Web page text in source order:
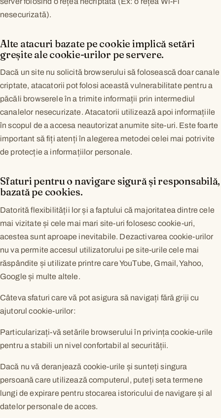
nesecurizată).
Alte atacuri bazate pe cookie implică setări
greșite ale cookie-urilor pe servere.
Dacă un site nu solicită browserului să folosească doar canale
criptate, atacatorii pot folosi această vulnerabilitate pentru a
păcăli browserele în a trimite informații prin intermediul
canalelor nesecurizate. Atacatorii utilizează apoi informațiile
în scopul de a accesa neautorizat anumite site-uri. Este foarte
important să fiți atenți în alegerea metodei celei mai potrivite
de protecție a informațiilor personale.
Sfaturi pentru o navigare sigură și responsabilă,
bazată pe cookies.
Datorită flexibilității lor și a faptului că majoritatea dintre cele
mai vizitate și cele mai mari site-uri folosesc cookie-uri,
acestea sunt aproape inevitabile. Dezactivarea cookie-urilor
nu va permite accesul utilizatorului pe site-urile cele mai
răspândite și utilizate printre care YouTube, Gmail, Yahoo,
Google și multe altele.
Câteva sfaturi care vă pot asigura să navigați fără griji cu
ajutorul cookie-urilor:
Particularizați-vă setările browserului în privința cookie-urile
pentru a stabili un nivel confortabil al securității.
Dacă nu vă deranjează cookie-urile și sunteți singura
persoană care utilizează computerul, puteți seta termene
lungi de expirare pentru stocarea istoricului de navigare și al
datelor personale de acces.